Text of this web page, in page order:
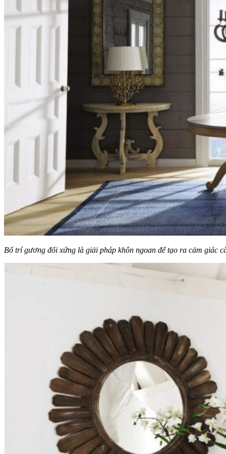
Bố trí gương đối xứng là giải pháp khôn ngoan để tạo ra cảm giác